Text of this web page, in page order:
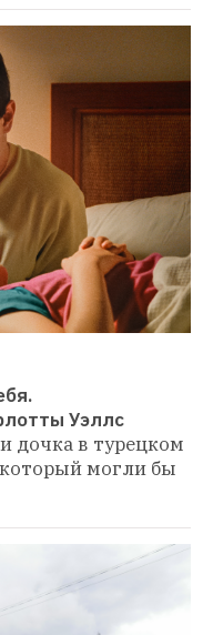
Уэллс
дочка в турецком
могли бы